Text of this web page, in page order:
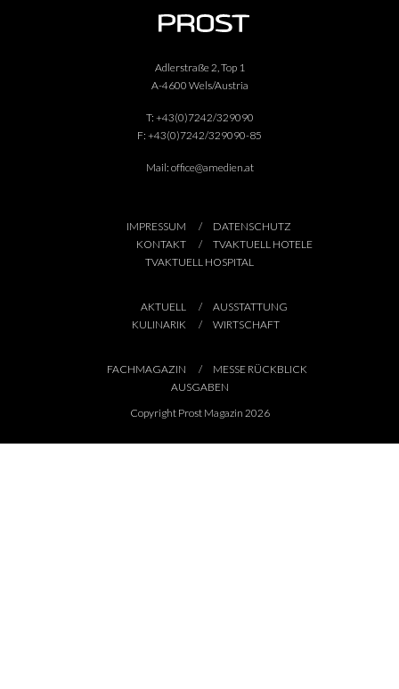
Adlerstraße 2, Top 1
A-4600 Wels/Austria
T: +43(0)7242/329090
F: +43(0)7242/329090-85
Mail: office@amedien.at
IMPRESSUM
DATENSCHUTZ
KONTAKT
TVAKTUELL HOTELE
TVAKTUELL HOSPITAL
AKTUELL
AUSSTATTUNG
KULINARIK
WIRTSCHAFT
FACHMAGAZIN
MESSE RÜCKBLICK
AUSGABEN
Copyright Prost Magazin 2026